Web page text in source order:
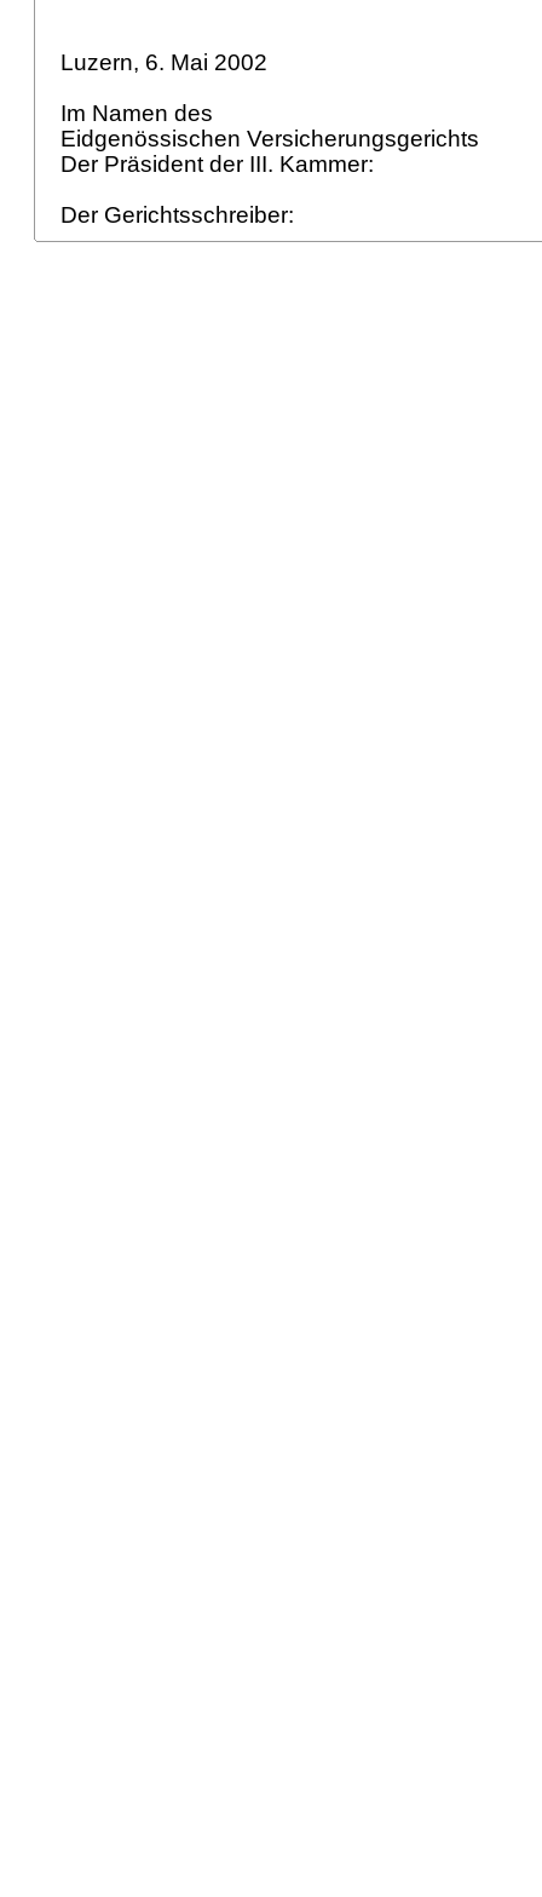
Luzern, 6. Mai 2002
Im Namen des
Eidgenössischen Versicherungsgerichts
Der Präsident der III. Kammer:
Der Gerichtsschreiber: